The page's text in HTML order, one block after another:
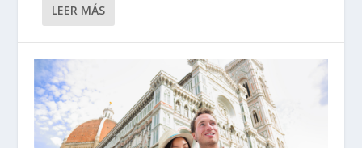
LEER MÁS